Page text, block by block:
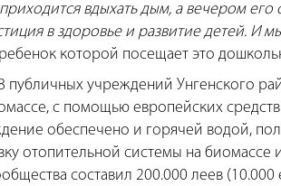
вдыхать дым, а вечером его
в здоровье и развитие детей. И
которой посещает это
публичных учреждений Унгенского
с помощью европейских
обеспечено и горячей водой,
отопительной системы на биомассе
составил 200.000 леев